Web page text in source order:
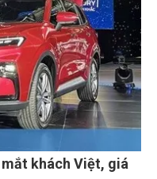
khách Việt, giá